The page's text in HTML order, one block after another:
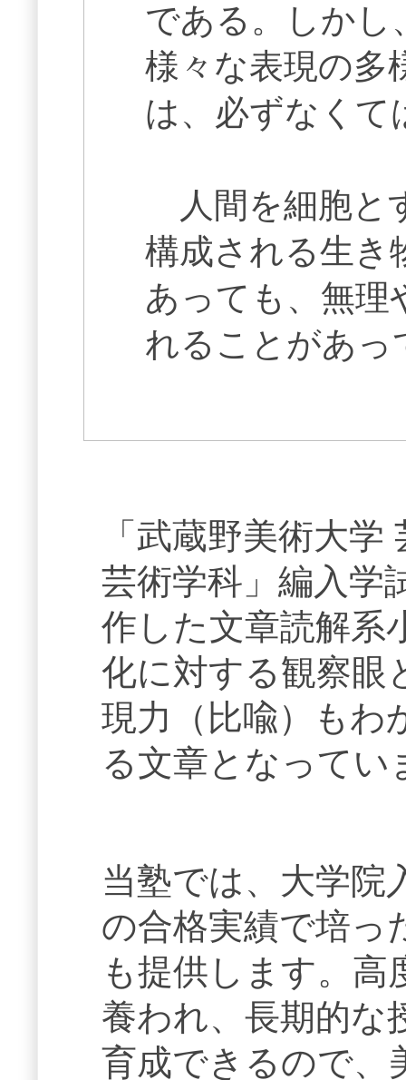
である。しかし
様々な表現の多
は、必ずなくて
人間を細胞と
構成される生き
あっても、無理
れることがあっ
「武蔵野美術大
芸術学科」編入学
作した文章読解系
化に対する観察眼
現力（比喩）もわ
る文章となってい
当塾では、大学院
の合格実績で培っ
も提供します。高
養われ、長期的な
育成できるので、